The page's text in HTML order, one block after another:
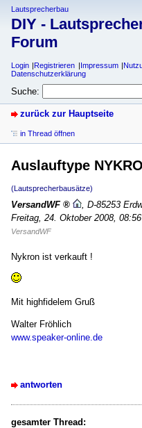
Lautsprecherbau
DIY -
Forum
Login Registrieren Impressum
Datenschutzerklärung
Suche:
zurück zur Hauptseite
in Thread öffnen
Auslauftype
(Lautsprecherbausätze)
VersandWF D-85253
Freitag, 24. Oktober 2008, 08:56
VersandWF
Nykron ist verkauft !
Mit highfidelem Gruß
Walter Fröhlich
www.speaker-online.de
antworten
gesamter Thread: